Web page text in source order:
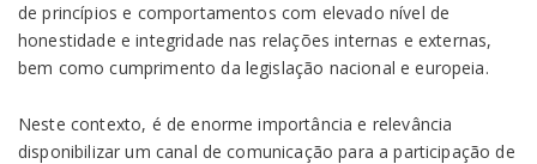
de princípios e comportamentos com elevado nível de
honestidade e integridade nas relações internas e externas,
bem como cumprimento da legislação nacional e europeia.
Neste contexto, é de enorme importância e relevância
disponibilizar um canal de comunicação para a participação de